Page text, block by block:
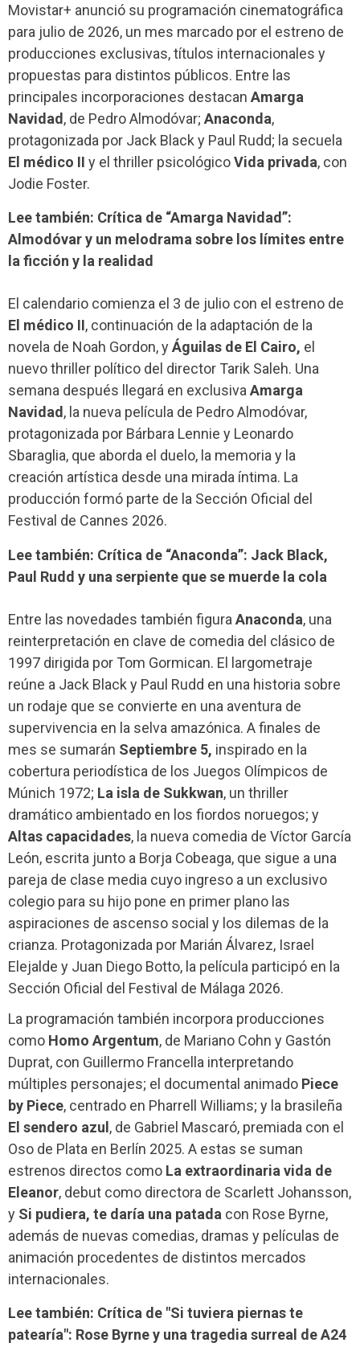
Movistar+ anunció su programación cinematográfica
para julio de 2026, un mes marcado por el estreno de
producciones exclusivas, títulos internacionales y
propuestas para distintos públicos. Entre las
principales incorporaciones destacan Amarga
Navidad, de Pedro Almodóvar; Anaconda,
protagonizada por Jack Black y Paul Rudd; la secuela
El médico II y el thriller psicológicoVida privada, con
Jodie Foster.
Lee también: Crítica de “Amarga Navidad”:
Almodóvar y un melodrama sobre los límites entre
la ficción y la realidad
El calendario comienza el 3 de julio con el estreno de
El médico II, continuación de la adaptación de la
novela de Noah Gordon, yÁguilas de El Cairo, el
nuevo thriller político del director Tarik Saleh. Una
semana después llegará en exclusiva Amarga
Navidad , la nueva película de Pedro Almodóvar,
protagonizada por Bárbara Lennie y Leonardo
Sbaraglia, que aborda el duelo, la memoria y la
creación artística desde una mirada íntima. La
producción formó parte de la Sección Oficial del
Festival de Cannes 2026.
Lee también: Crítica de “Anaconda”: Jack Black,
Paul Rudd y una serpiente que se muerde la cola
Entre las novedades también figura Anaconda, una
reinterpretación en clave de comedia del clásico de
1997 dirigida por Tom Gormican. El largometraje
reúne a Jack Black y Paul Rudd en una historia sobre
un rodaje que se convierte en una aventura de
supervivencia en la selva amazónica. A finales de
mes se sumarán Septiembre 5, inspirado en la
cobertura periodística de los Juegos Olímpicos de
Múnich 1972; La isla de Sukkwan, un thriller
dramático ambientado en los fiordos noruegos; y
Altas capacidades, la nueva comedia de Víctor García
León, escrita junto a Borja Cobeaga, que sigue a una
pareja de clase media cuyo ingreso a un exclusivo
colegio para su hijo pone en primer plano las
aspiraciones de ascenso social y los dilemas de la
crianza. Protagonizada por Marián Álvarez, Israel
Elejalde y Juan Diego Botto, la película participó en la
Sección Oficial del Festival de Málaga 2026.
La programación también incorpora producciones
como Homo Argentum, de Mariano Cohn y Gastón
Duprat, con Guillermo Francella interpretando
múltiples personajes; el documental animado Piece
by Piece, centrado en Pharrell Williams; y la brasileña
El sendero azul, de Gabriel Mascaró, premiada con el
Oso de Plata en Berlín 2025. A estas se suman
estrenos directos como La extraordinaria vida de
Eleanor, debut como directora de Scarlett Johansson,
y Si pudiera, te daría una patada con Rose Byrne,
además de nuevas comedias, dramas y películas de
animación procedentes de distintos mercados
internacionales.
Lee también: Crítica de "Si tuviera piernas te
patearía": Rose Byrne y una tragedia surreal de A24